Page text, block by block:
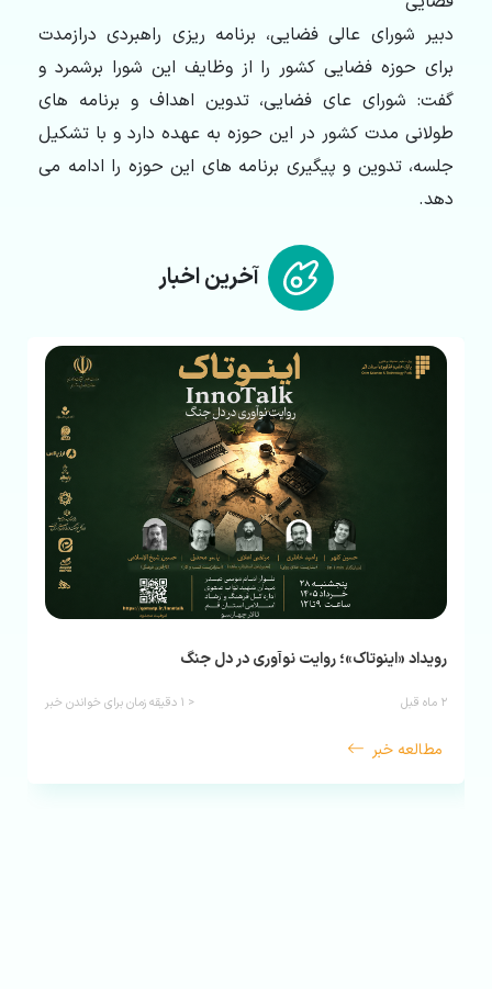
دبیر شورای عالی فضایی، برنامه ریزی راهبردی درازمدت
برای حوزه فضایی کشور را از وظایف این شورا برشمرد و
گفت: شورای عای فضایی، تدوین اهداف و برنامه های
طولانی مدت کشور در این حوزه به عهده دارد و با تشکیل
جلسه، تدوین و پیگیری برنامه های این حوزه را ادامه می
دهد.
آخرین اخبار
خواندن خبر
صندوق پژوهش و فناوری کریمه در جمع پنج صندوق